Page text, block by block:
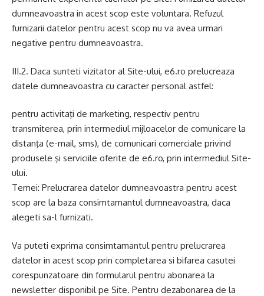
dumneavoastra in acest scop este voluntara. Refuzul
furnizarii datelor pentru acest scop nu va avea urmari
negative pentru dumneavoastra.
III.2. Daca sunteti vizitator al Site-ului, e6.ro prelucreaza
datele dumneavoastra cu caracter personal astfel:
pentru activitaţi de marketing, respectiv pentru
transmiterea, prin intermediul mijloacelor de comunicare la
distanţa (e-mail, sms), de comunicari comerciale privind
produsele şi serviciile oferite de e6.ro, prin intermediul Site-
ului.
Temei: Prelucrarea datelor dumneavoastra pentru acest
scop are la baza consimtamantul dumneavoastra, daca
alegeti sa-l furnizati.
Va puteti exprima consimtamantul pentru prelucrarea
datelor in acest scop prin completarea si bifarea casutei
corespunzatoare din formularul pentru abonarea la
newsletter disponibil pe Site. Pentru dezabonarea de la